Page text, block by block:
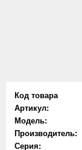
Код товара
Артикул:
Модель:
Производитель:
Серия: